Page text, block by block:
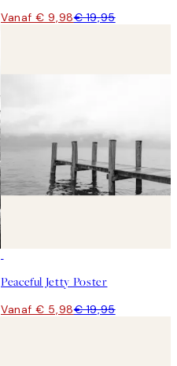
Vanaf € 9,98€ 19,95
Peaceful Jetty Poster
Vanaf € 5,98€ 19,95